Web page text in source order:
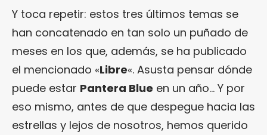
Y toca repetir: estos tres últimos temas se
han concatenado en tan solo un puñado de
meses en los que, además, se ha publicado
el mencionado «Libre«. Asusta pensar dónde
puede estar Pantera Blue en un año… Y por
eso mismo, antes de que despegue hacia las
estrellas y lejos de nosotros, hemos querido